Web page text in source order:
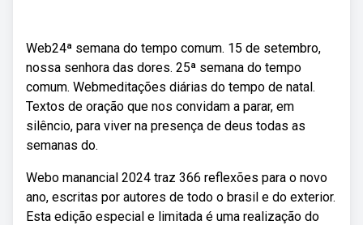
Web24ª semana do tempo comum. 15 de setembro,
nossa senhora das dores. 25ª semana do tempo
comum. Webmeditações diárias do tempo de natal.
Textos de oração que nos convidam a parar, em
silêncio, para viver na presença de deus todas as
semanas do.
Webo manancial 2024 traz 366 reflexões para o novo
ano, escritas por autores de todo o brasil e do exterior.
Esta edição especial e limitada é uma realização do